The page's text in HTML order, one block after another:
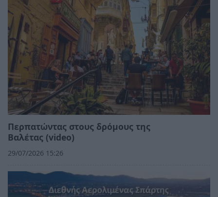
Περπατώντας στους δρόμους της
Βαλέτας (video)
29/07/2026 15:26